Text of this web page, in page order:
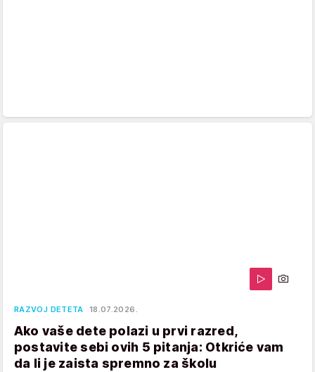
RAZVOJ DETETA 18.07.2026.
Ako vaše dete polazi u prvi razred,
postavite sebi ovih 5 pitanja: Otkriće vam
da li je zaista spremno za školu